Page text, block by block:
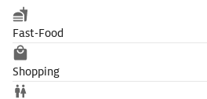
Fast-Food
Shopping